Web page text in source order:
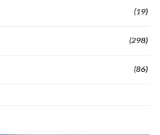
(19)
(298)
(86)